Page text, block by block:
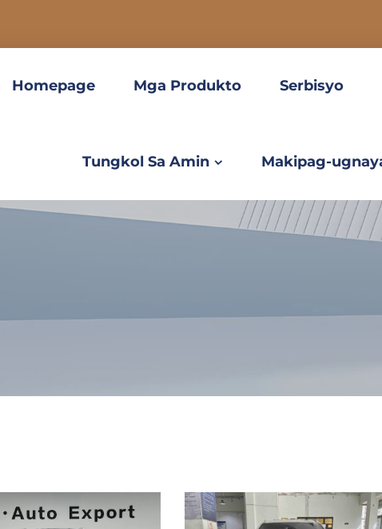
Homepage Mga Produkto Serbisyo
Tungkol Sa Amin Makipag-